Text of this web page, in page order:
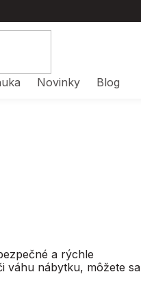
Novinky Blog
a rýchle
váhu nábytku, môžete sa